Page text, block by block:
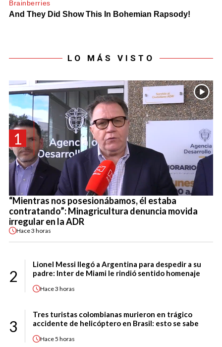
LO MÁS VISTO
1
“Mientras nos posesionábamos, él estaba
contratando”: Minagricultura denuncia movida
irregular en la ADR
Hace3 horas
2
Lionel Messi llegó a Argentina para despedir a su
padre: Inter de Miami le rindió sentido homenaje
Hace3 horas
3
Tres turistas colombianas murieron en trágico
accidente de helicóptero en Brasil: esto se sabe
Hace5 horas